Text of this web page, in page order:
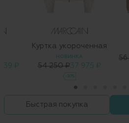
₽
Куртка укороченная
НОВИНКА
54 250 ₽37 975 ₽
-30%
56
Быстрая покупка